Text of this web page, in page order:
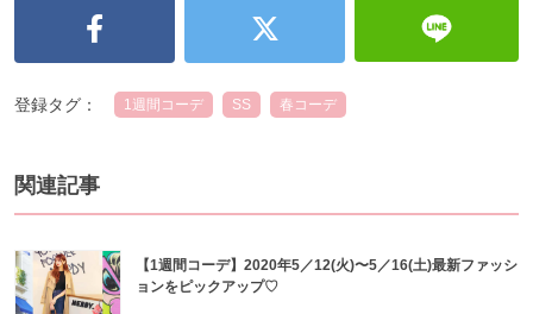
登録タグ： 1週間コーデ SS 春コーデ
関連記事
【1週間コーデ】2020年5／12(火)〜5／16(土)最新ファッシ
ョンをピックアップ♡